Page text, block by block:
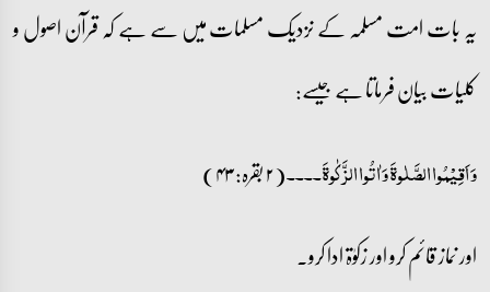
یہ بات امت مسلمہ کے نزدیک مسلمات میں سے ہے کہ قرآن اصول و
کلیات بیان فرماتا ہے جیسے:
وَ اَقِیۡمُوا الصَّلٰوۃَ وَ اٰتُوا الزَّکٰوۃَ۔۔۔۔(۲ بقرہ: ۴۳)
اور نماز قائم کرو اور زکوٰۃ ادا کرو۔